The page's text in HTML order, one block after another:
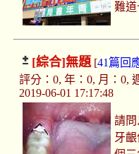
難道
[綜合]無題[41篇回
評分：0, 年：0, 月：0,
2019-06-01 17:17:48
請問
牙